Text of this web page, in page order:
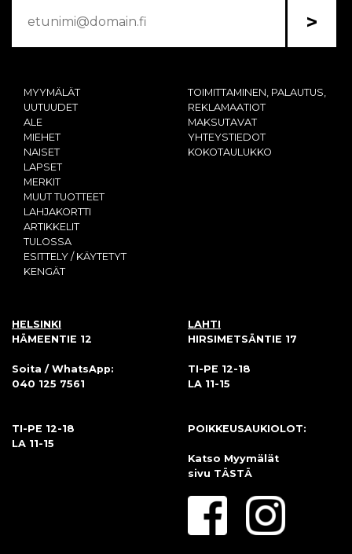
>
MYYMÄLÄT
UUTUUDET
ALE
MIEHET
NAISET
LAPSET
MERKIT
MUUT TUOTTEET
LAHJAKORTTI
ARTIKKELIT
TULOSSA
ESITTELY / KÄYTETYT
KENGÄT
TOIMITTAMINEN, PALAUTUS,
REKLAMAATIOT
MAKSUTAVAT
YHTEYSTIEDOT
KOKOTAULUKKO
HELSINKI
HÄMEENTIE 12
Soita / WhatsApp:
040 125 7561
TI-PE 12-18
LA 11-15
LAHTI
HIRSIMETSÄNTIE 17
TI-PE 12-18
LA 11-15
POIKKEUSAUKIOLOT:
Katso Myymälät
sivu TÄSTÄ